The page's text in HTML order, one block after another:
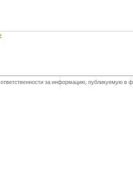
за информацию, публикуемую